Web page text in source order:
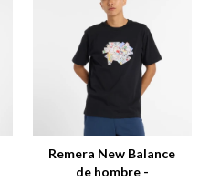
Remera New Balance
de hombre -